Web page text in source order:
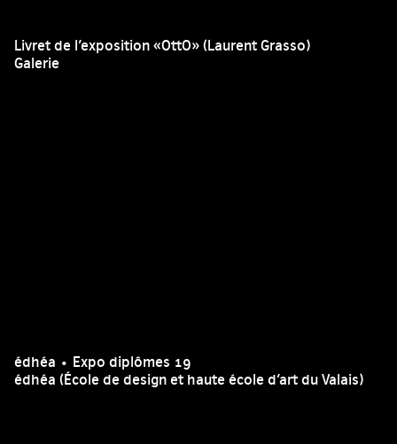
Livret de l’exposition «OttO» (Laurent Grasso)
Galerie
édhéa • Expo diplômes 19
édhéa (École de design et haute école d’art du Valais)